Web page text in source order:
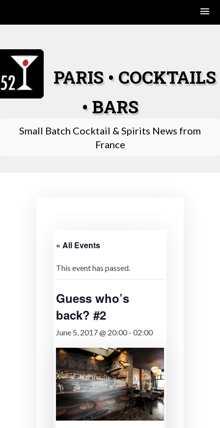
content
PARIS • COCKTAILS
• BARS
Small Batch Cocktail & Spirits News from
France
« All Events
This event has passed.
Guess who’s
back? #2
June 5, 2017 @ 20:00- 02:00